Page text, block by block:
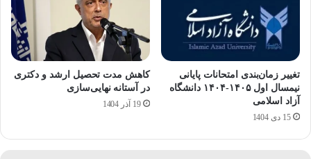
تغییر زمان‌بندی امتحانات پایانی
نیمسال اول ۱۴۰۵-۱۴۰۴ دانشگاه
آزاد اسلامی
15 دی 1404
کاهش مدت تحصیل ارشد و دکتری
در آستانه نهایی‌سازی
19 آذر 1404